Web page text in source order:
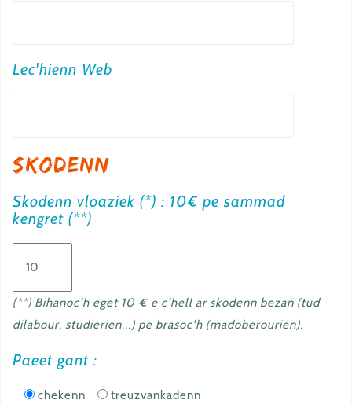
e
l
Lec'hienn Web
Skodenn
Skodenn vloaziek (*) : 10€ pe sammad
kengret (**)
(**) Bihanoc'h eget 10 € e c'hell ar skodenn bezañ (tud
dilabour, studierien...) pe brasoc'h (madoberourien).
Paeet gant :
chekenn
treuzvankadenn